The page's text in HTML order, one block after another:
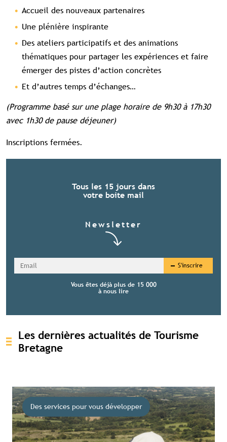
Accueil des nouveaux partenaires
Une plénière inspirante
Des ateliers participatifs et des animations
thématiques pour partager les expériences et faire
émerger des pistes d’action concrètes
Et d’autres temps d’échanges…
(Programme basé sur une plage horaire de 9h30 à 17h30
avec 1h30 de pause déjeuner)
Inscriptions fermées.
Tous les 15 jours dans
votre boite mail
Newsletter
S'inscrire
Vous êtes déjà plus de 15 000
à nous lire
Les dernières actualités de Tourisme
Bretagne
Des services pour vous développer